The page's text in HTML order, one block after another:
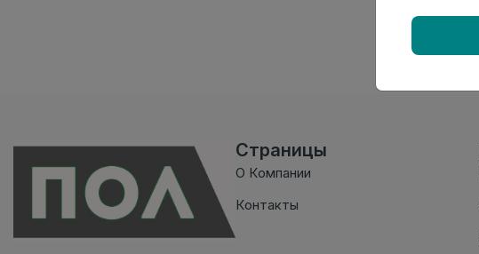
Страницы
О Компании
Контакты